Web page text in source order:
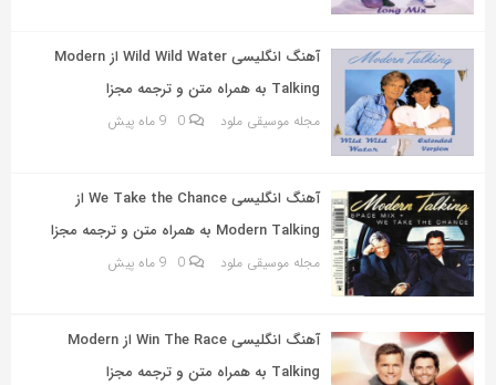
کپی
آهنگ انگلیسی Wild Wild Water از Modern
Talking به همراه متن و ترجمه مجزا
مجله موسیقی ملود 0 9 ماه پیش
آهنگ انگلیسی We Take the Chance از
Modern Talking به همراه متن و ترجمه مجزا
مجله موسیقی ملود 0 9 ماه پیش
آهنگ انگلیسی Win The Race از Modern
Talking به همراه متن و ترجمه مجزا